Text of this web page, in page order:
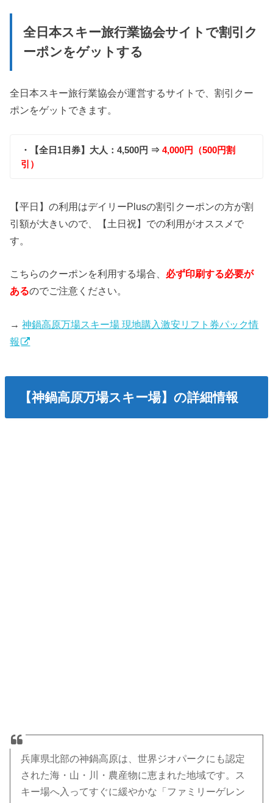
全日本スキー旅行業協会サイトで割引ク
ーポンをゲットする
全日本スキー旅行業協会が運営するサイトで、割引クー
ポンをゲットできます。
・【全日1日券】大人：4,500円 ⇒4,000円（500円割
引）
【平日】の利用はデイリーPlusの割引クーポンの方が割
引額が大きいので、【土日祝】での利用がオススメで
す。
こちらのクーポンを利用する場合、 必ず印刷する必要が
あるのでご注意ください。
→神鍋高原万場スキー場 現地購入激安リフト券パック情
報
【神鍋高原万場スキー場】の詳細情報
兵庫県北部の神鍋高原は、世界ジオパークにも認定
された海・山・川・農産物に恵まれた地域です。ス
キー場へ入ってすぐに緩やかな「ファミリーゲレン